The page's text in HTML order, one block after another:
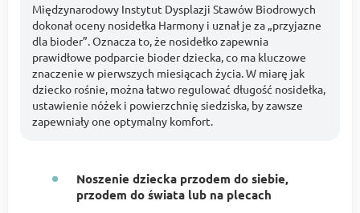
Międzynarodowy Instytut Dysplazji Stawów Biodrowych
dokonał oceny nosidełka Harmony i uznał je za „przyjazne
dla bioder”. Oznacza to, że nosidełko zapewnia
prawidłowe podparcie bioder dziecka, co ma kluczowe
znaczenie w pierwszych miesiącach życia. W miarę jak
dziecko rośnie, można łatwo regulować długość nosidełka,
ustawienie nóżek i powierzchnię siedziska, by zawsze
zapewniały one optymalny komfort.
Noszenie dziecka przodem do siebie,
przodem do świata lub na plecach